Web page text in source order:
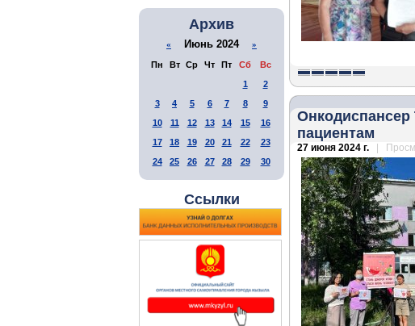
Архив
« Июнь 2024 »
Пн Вт Ср Чт Пт Сб
Вс
1
2
3
4 5 6 7 8
9
10
11 12 13 14 15
16
17
18 19 20 21 22
23
24
25 26 27 28 29 30
Ссылки
пациентам
27 июня 2024 г. |